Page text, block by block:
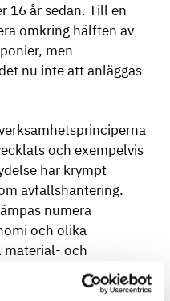
16 år sedan. Till en
omkring hälften av
men
nu inte att anläggas
och exempelvis
har krympt
avfallshantering.
numera
och olika
material- och
Rolls verkställande
har lett projektet